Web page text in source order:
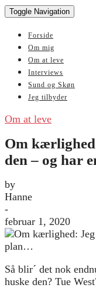
Toggle Navigation
Forside
Om mig
Om at leve
Interviews
Sund og Skøn
Jeg tilbyder
Om at leve
Om
den – og har
by
Hanne
-
februar 1, 2020
Så blir´ det nok
huske den? Tue